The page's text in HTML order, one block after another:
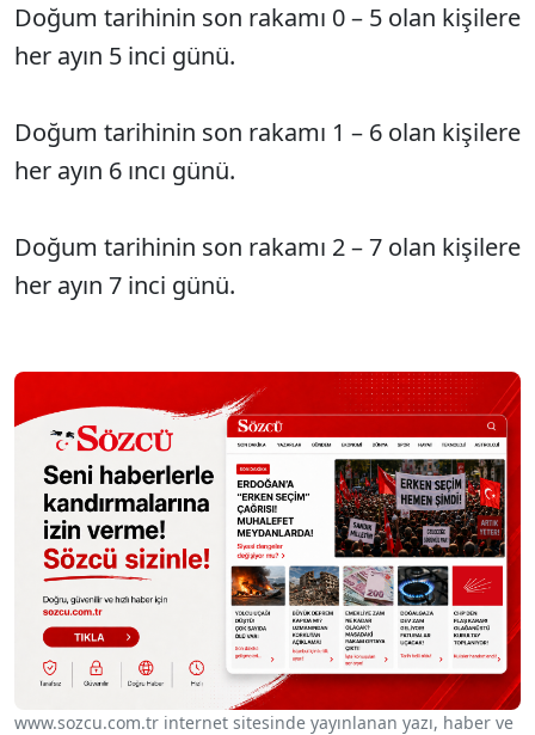
Doğum tarihinin son rakamı 0 – 5 olan kişilere
her ayın 5 inci günü.
Doğum tarihinin son rakamı 1 – 6 olan kişilere
her ayın 6 ıncı günü.
Doğum tarihinin son rakamı 2 – 7 olan kişilere
her ayın 7 inci günü.
www.sozcu.com.tr internet sitesinde yayınlanan yazı, haber ve